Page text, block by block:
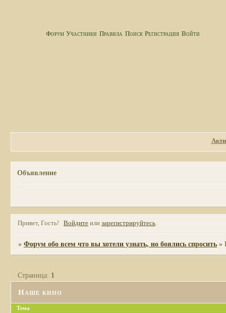
Форум Участники Правила Поиск Регистрация Войти
Объявление
Привет, Гость! Войдите илизарегистрируйтесь.
»Форум обо всем что вы хотели узнать, но боялись спросить »
Наше кино
Страница: 1
Тема